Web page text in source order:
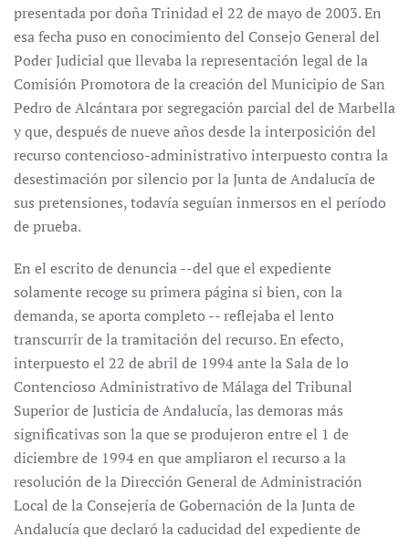
presentada por doña Trinidad el 22 de mayo de 2003. En
esa fecha puso en conocimiento del Consejo General del
Poder Judicial que llevaba la representación legal de la
Comisión Promotora de la creación del Municipio de San
Pedro de Alcántara por segregación parcial del de Marbella
y que, después de nueve años desde la interposición del
recurso contencioso-administrativo interpuesto contra la
desestimación por silencio por la Junta de Andalucía de
sus pretensiones, todavía seguían inmersos en el período
de prueba.
En el escrito de denuncia --del que el expediente
solamente recoge su primera página si bien, con la
demanda, se aporta completo -- reflejaba el lento
transcurrir de la tramitación del recurso. En efecto,
interpuesto el 22 de abril de 1994 ante la Sala de lo
Contencioso Administrativo de Málaga del Tribunal
Superior de Justicia de Andalucía, las demoras más
significativas son la que se produjeron entre el 1 de
diciembre de 1994 en que ampliaron el recurso a la
resolución de la Dirección General de Administración
Local de la Consejería de Gobernación de la Junta de
Andalucía que declaró la caducidad del expediente de